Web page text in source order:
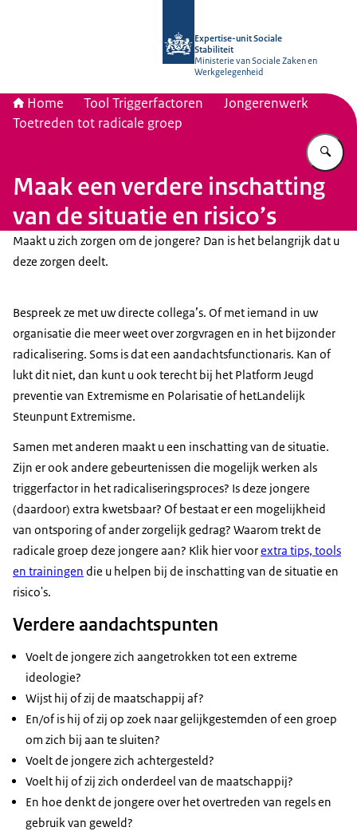
Expertise-unit Sociale
Stabiliteit
Ministerie van Sociale Zaken en
Werkgelegenheid
Home Tool Triggerfactoren
Jongerenwerk
Toetreden tot radicale groep
Maak een verdere inschatting
van de situatie en risico’s
Maakt u zich zorgen om de jongere? Dan is het belangrijk dat u
deze zorgen deelt.
Bespreek ze met uw directe collega’s. Of met iemand in uw
organisatie die meer weet over zorgvragen en in het bijzonder
radicalisering. Soms is dat een aandachtsfunctionaris. Kan of
lukt dit niet, dan kunt u ook terecht bij het Platform Jeugd
preventie van Extremisme en Polarisatie of hetLandelijk
Steunpunt Extremisme.
Samen met anderen maakt u een inschatting van de situatie.
Zijn er ook andere gebeurtenissen die mogelijk werken als
triggerfactor in het radicaliseringsproces? Is deze jongere
(daardoor) extra kwetsbaar? Of bestaat er een mogelijkheid
van ontsporing of ander zorgelijk gedrag? Waarom trekt de
radicale groep deze jongere aan? Klik hier voorextra tips, tools
en trainingen die u helpen bij de inschatting van de situatie en
risico's.
Verdere aandachtspunten
Voelt de jongere zich aangetrokken tot een extreme
ideologie?
Wijst hij of zij de maatschappij af?
En/of is hij of zij op zoek naar gelijkgestemden of een groep
om zich bij aan te sluiten?
Voelt de jongere zich achtergesteld?
Voelt hij of zij zich onderdeel van de maatschappij?
En hoe denkt de jongere over het overtreden van regels en
gebruik van geweld?